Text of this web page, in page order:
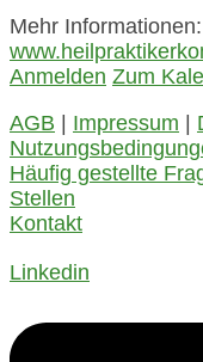
Mehr Informationen:
Anmelden Zum
AGB
Impressum
Häufig gestellte
Stellen
Kontakt
Linkedin